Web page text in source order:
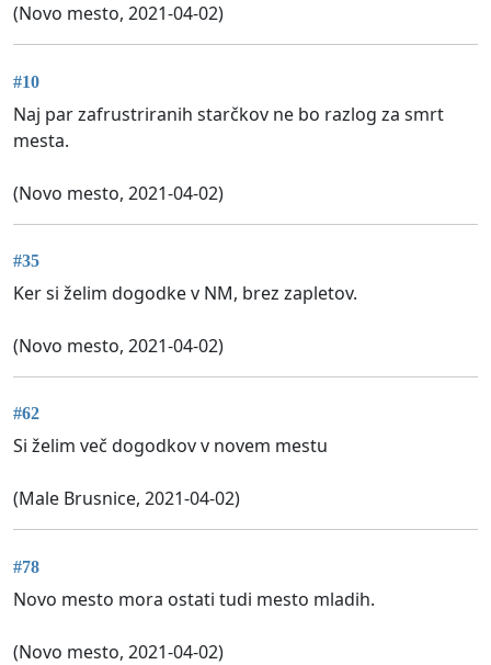
(Novo mesto, 2021-04-02)
#10
Naj par zafrustriranih starčkov ne bo razlog za smrt
mesta.
(Novo mesto, 2021-04-02)
#35
Ker si želim dogodke v NM, brez zapletov.
(Novo mesto, 2021-04-02)
#62
Si želim več dogodkov v novem mestu
(Male Brusnice, 2021-04-02)
#78
Novo mesto mora ostati tudi mesto mladih.
(Novo mesto, 2021-04-02)